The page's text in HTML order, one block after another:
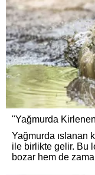
"Yağmurda
Yağmurda ıslanan
ile birlikte gelir. Bu
bozar hem de